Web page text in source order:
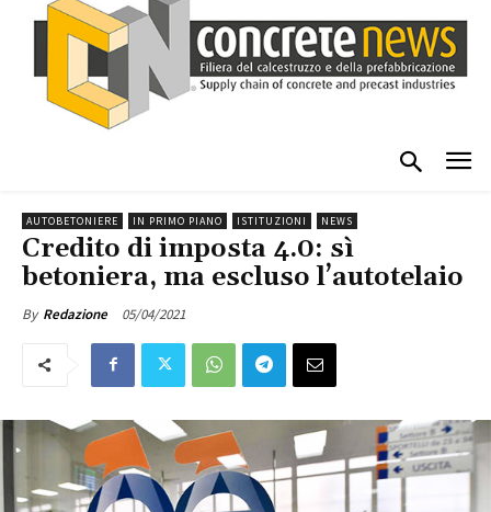
AUTOBETONIERE IN PRIMO PIANO ISTITUZIONI NEWS
Credito di imposta 4.0: sì
betoniera, ma escluso l’autotelaio
By Redazione 05/04/2021